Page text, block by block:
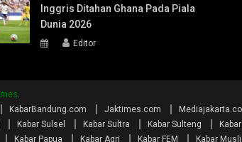
Inggris Ditahan Ghana Pada Piala
Dunia 2026
Editor
.
KabarBandung.com Jaktimes.com
Kabar Sulsel Kabar Sultra Kabar Sulteng
Kabar Papua Kabar Agri Kabar FEM Kabar